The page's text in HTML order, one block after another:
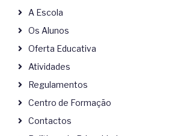
A Escola
Os Alunos
Oferta Educativa
Atividades
Regulamentos
Centro de Formação
Contactos